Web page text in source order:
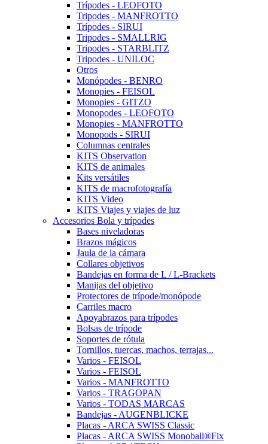
Trípodes - LEOFOTO
Tripodes - MANFROTTO
Trípodes - SIRUI
Tripodes - SMALLRIG
Tripodes - STARBLITZ
Tripodes - UNILOC
Otros
Monópodes - BENRO
Monopies - FEISOL
Monopies - GITZO
Monopodes - LEOFOTO
Monopies - MANFROTTO
Monopods - SIRUI
Columnas centrales
KITS Observation
KITS de animales
Kits versátiles
KITS de macrofotografía
KITS Video
KITS Viajes y viajes de luz
Accesorios Bola y trípodes
Bases niveladoras
Brazos mágicos
Jaula de la cámara
Collares objetivos
Bandejas en forma de L / L-Brackets
Manijas del objetivo
Protectores de trípode/monópode
Carriles macro
Apoyabrazos para trípodes
Bolsas de trípode
Soportes de rótula
Tornillos, tuercas, machos, terrajas...
Varios - FEISOL
Varios - FEISOL
Varios - MANFROTTO
Varios - TRAGOPAN
Varios - TODAS MARCAS
Bandejas - AUGENBLICKE
Placas - ARCA SWISS Classic
Placas - ARCA SWISS Monoball®Fix